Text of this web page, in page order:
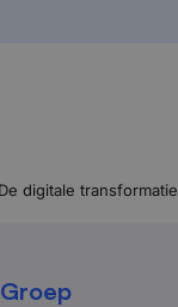
De digitale